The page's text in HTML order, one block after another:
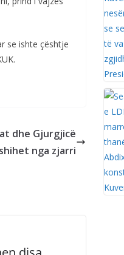
se ishte çështje
dhe Gjurgjicë
nga zjarri